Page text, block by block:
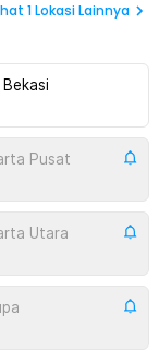
1Lokasi Lainnya
Pusat
Utara